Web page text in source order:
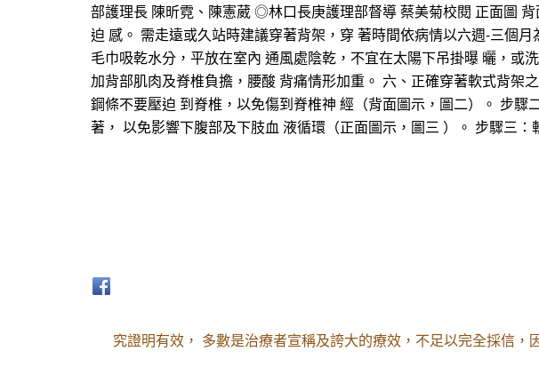
部護理長 陳昕霓、陳憲葳 ◎林口長庚護理部督導 蔡美菊校閱 正面圖
迫 感。 需走遠或久站時建議穿著背架，穿 著時間依病情以六週-三個
毛巾吸乾水分，平放在室內 通風處陰乾，不宜在太陽下吊掛曝 曬，或
加背部肌肉及脊椎負擔，腰酸 背痛情形加重。 六、正確穿著軟式背架
鋼條不要壓迫 到脊椎，以免傷到脊椎神 經（背面圖示，圖二）。 步
著， 以免影響下腹部及下肢血 液循環（正面圖示，圖三 ）。 步驟三：
究證明有效， 多數是治療者宣稱及誇大的療效，不足以完全採信，